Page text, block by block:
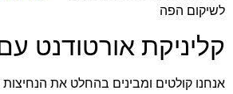
לשיקום הפה
קליניקת אורטודנט
אנחנו קולטים ומבינים בהחלט את